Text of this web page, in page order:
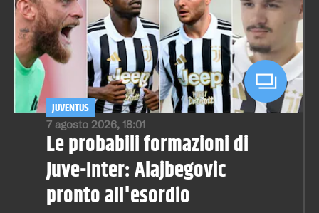
7 agosto 2026, 18:01
JUVENTUS
Le probabili formazioni di
Juve-Inter: Alajbegovic
pronto all'esordio